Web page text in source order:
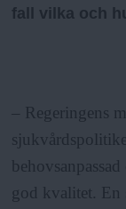
fall vilka och
– Regeringens
god kvalitet. En